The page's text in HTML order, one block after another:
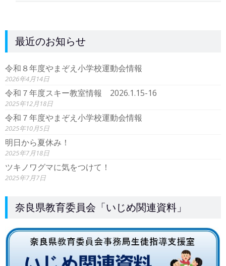
最近のお知らせ
令和８年度やまぞえ小学校運動会情報
2026年4月14日
令和７年度スキー教室情報 2026.1.15-16
2025年12月18日
令和７年度やまぞえ小学校運動会情報
2025年10月5日
明日から夏休み！
2025年7月18日
ツキノワグマに気をつけて！
2025年7月7日
奈良県教育委員会「いじめ関連資料」